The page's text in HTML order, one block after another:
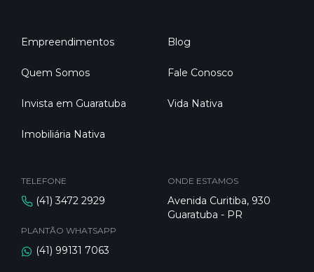
Empreendimentos
Quem Somos
Invista em Guaratuba
Imobiliária Nativa
Blog
Fale Conosco
Vida Nativa
TELEFONE
(41) 3472 2929
PLANTÃO WHATSAPP
(41) 99131 7063
ONDE ESTAMOS
Avenida Curitiba, 930
Guaratuba - PR